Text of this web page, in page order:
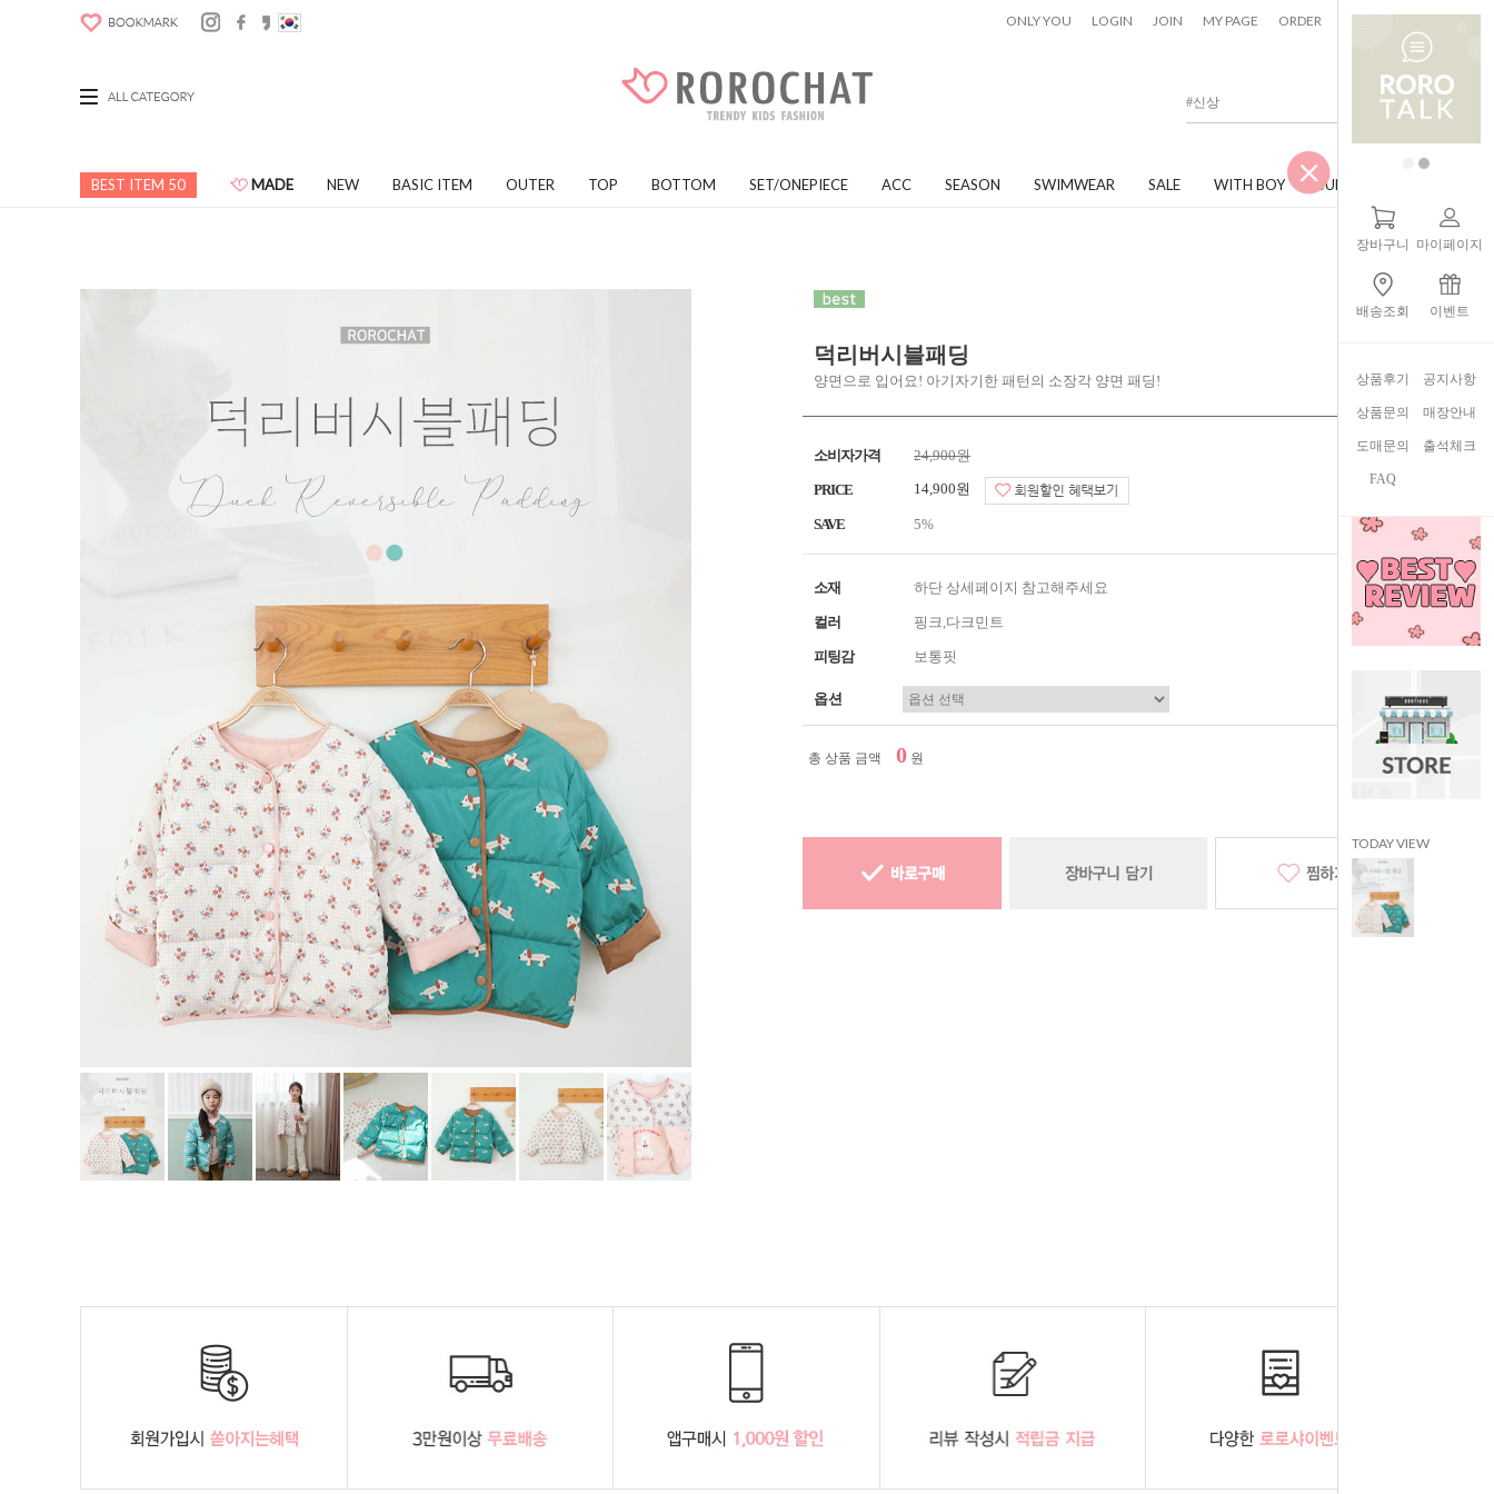
ONLY YOU LOGIN JOIN MY PAGE ORDER CART 0
BEST ITEM 50 MADE NEW BASIC ITEM OUTER TOP BOTTOM SET/ONEPIECE ACC SEASON SWIMWEAR SALE WITH BOY JUNIOR
장바구니 마이페이지
배송조회 이벤트
상품후기 공지사항
상품문의 매장안내
도매문의 출석체크
FAQ
TODAY VIEW
덕리버시블패딩
양면으로 입어요! 아기자기한 패턴의 소장각 양면 패딩!
소비자가격 24,900원
PRICE 14,900원
SAVE 5%
소재 하단 상세페이지 참고해주세요
컬러 핑크,다크민트
피팅감 보통핏
옵션
총 상품 금액 0 원